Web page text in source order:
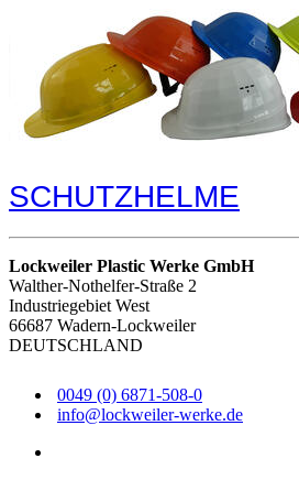
SCHUTZHELME
Lockweiler Plastic Werke GmbH
Walther-Nothelfer-Straße 2
Industriegebiet West
66687 Wadern-Lockweiler
DEUTSCHLAND
0049 (0) 6871-508-0
info@lockweiler-werke.de